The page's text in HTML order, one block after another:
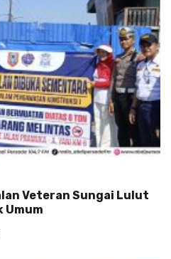
Veteran Sungai Lulut
Umum